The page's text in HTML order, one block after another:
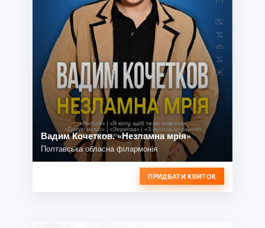
Вадим Кочетков. «Незламна мрія»
Полтавська обласна філармонія
ПРИДБАТИ КВИТОК